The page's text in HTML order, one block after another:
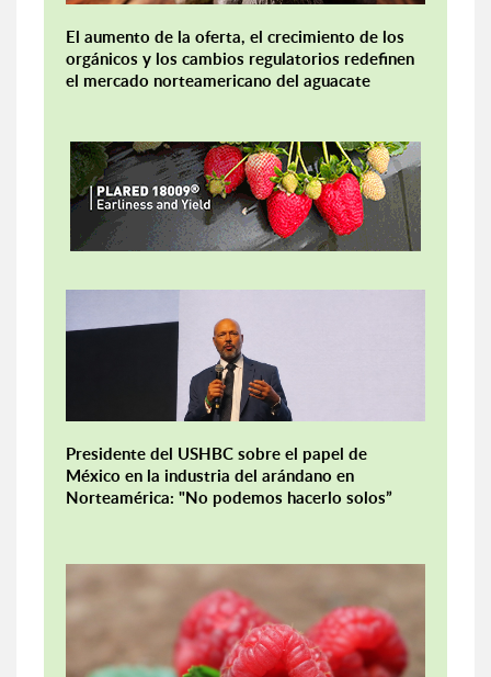
El aumento de la oferta, el crecimiento de los
orgánicos y los cambios regulatorios redefinen
el mercado norteamericano del aguacate
Presidente del USHBC sobre el papel de
México en la industria del arándano en
Norteamérica: "No podemos hacerlo solos”